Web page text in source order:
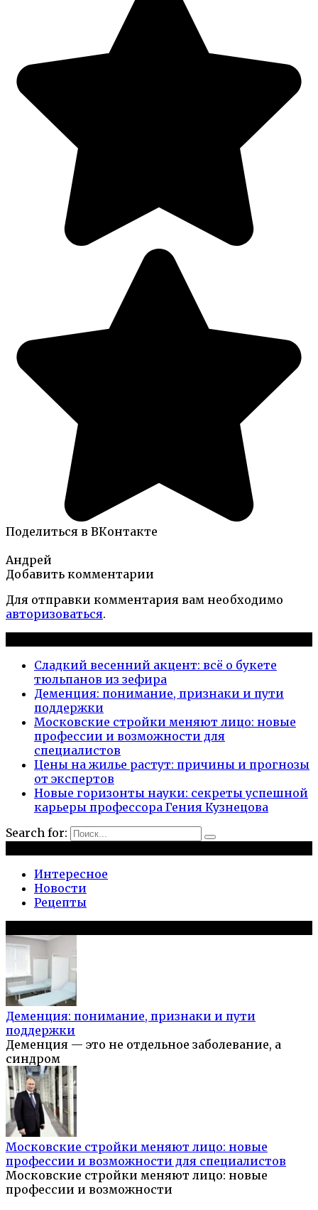
Поделиться в ВКонтакте
Андрей
Добавить комментарии
Для отправки комментария вам необходимо
авторизоваться.
Сладкий весенний акцент: всё о букете
тюльпанов из зефира
Деменция: понимание, признаки и пути
поддержки
Московские стройки меняют лицо: новые
профессии и возможности для
специалистов
Цены на жилье растут: причины и прогнозы
от экспертов
Новые горизонты науки: секреты успешной
карьеры профессора Гения Кузнецова
Search for:
Интересное
Новости
Рецепты
Деменция: понимание, признаки и пути
поддержки
Деменция — это не отдельное заболевание, а
синдром
Московские стройки меняют лицо: новые
профессии и возможности для специалистов
Московские стройки меняют лицо: новые
профессии и возможности